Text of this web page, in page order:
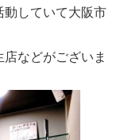
動していて大阪市
などがございま